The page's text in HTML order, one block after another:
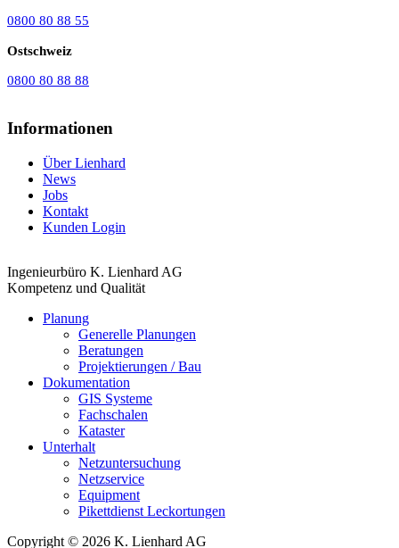
0800 80 88 55
Ostschweiz
0800 80 88 88
Informationen
Über Lienhard
News
Jobs
Kontakt
Kunden Login
Ingenieurbüro K. Lienhard AG
Kompetenz und Qualität
Planung
Generelle Planungen
Beratungen
Projektierungen / Bau
Dokumentation
GIS Systeme
Fachschalen
Kataster
Unterhalt
Netzuntersuchung
Netzservice
Equipment
Pikettdienst Leckortungen
Copyright © 2026 K. Lienhard AG